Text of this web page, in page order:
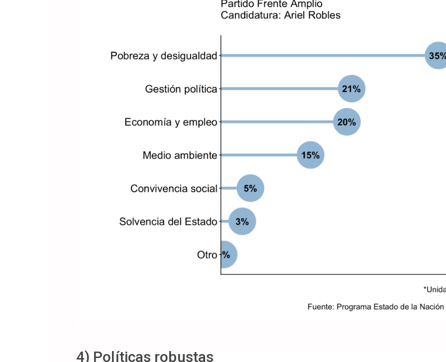
4) Políticas robustas